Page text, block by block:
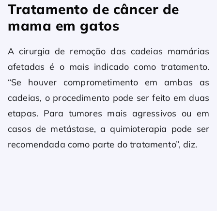
Tratamento de câncer de
mama em gatos
A cirurgia de remoção das cadeias mamárias
afetadas é o mais indicado como tratamento.
“Se houver comprometimento em ambas as
cadeias, o procedimento pode ser feito em duas
etapas. Para tumores mais agressivos ou em
casos de metástase, a quimioterapia pode ser
recomendada como parte do tratamento”, diz.